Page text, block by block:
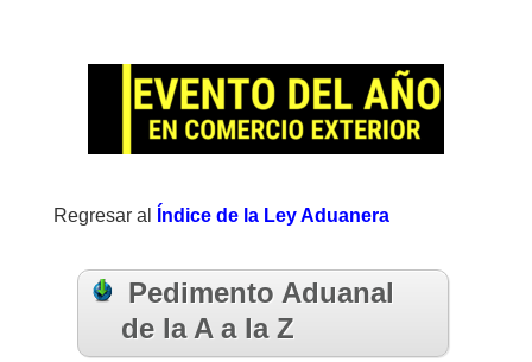
Regresar al Índice de la Ley Aduanera
Pedimento Aduanal
de la A a la Z